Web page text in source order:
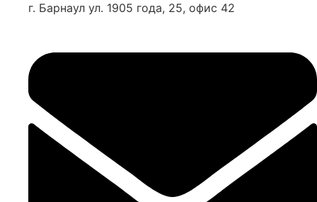
г. Барнаул ул. 1905 года, 25, офис 42